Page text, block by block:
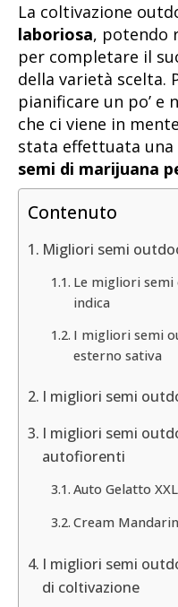
La coltivazione
laboriosa, potendo
per completare il
della varietà scelta.
pianificare un po’ e
che ci viene in
stata effettuata una
semi di marijuana
Contenuto
Migliori semi
Le migliori
indica
I migliori semi
esterno sativa
I migliori semi
I migliori semi
autofiorenti
Auto Gelatto XXL
Cream
I migliori semi
di coltivazione